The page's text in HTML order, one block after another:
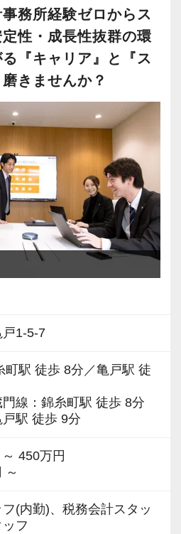
務所経験ゼロからス
性・成長性抜群の環
『キャリア』と『ス
きませんか？
1-5-7
町駅 徒歩 8分／亀戸駅 徒
門線：錦糸町駅 徒歩 8分
駅 徒歩 9分
～ 450万円
～
(内勤)、税務会計スタッ
フ